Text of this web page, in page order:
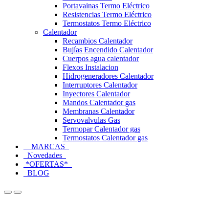
Portavainas Termo Eléctrico
Resistencias Termo Eléctrico
Termostatos Termo Eléctrico
Calentador
Recambios Calentador
Bujías Encendido Calentador
Cuerpos agua calentador
Flexos Instalacion
Hidrogeneradores Calentador
Interruptores Calentador
Inyectores Calentador
Mandos Calentador gas
Membranas Calentador
Servovalvulas Gas
Termopar Calentador gas
Termostatos Calentador gas
MARCAS
Novedades
*OFERTAS*
BLOG
OpenClose